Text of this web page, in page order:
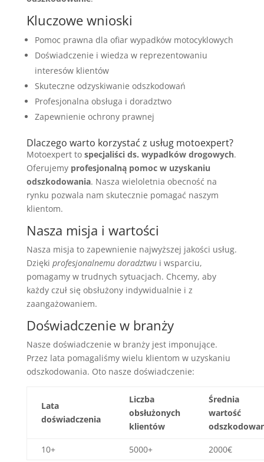
Kluczowe wnioski
Pomoc prawna dla ofiar wypadków motocyklowych
Doświadczenie i wiedza w reprezentowaniu
interesów klientów
Skuteczne odzyskiwanie odszkodowań
Profesjonalna obsługa i doradztwo
Zapewnienie ochrony prawnej
Dlaczego warto korzystać z usług motoexpert?
Motoexpert to specjaliści ds. wypadków drogowych.
Oferujemy profesjonalną pomoc w uzyskaniu
odszkodowania. Nasza wieloletnia obecność na
rynku pozwala nam skutecznie pomagać naszym
klientom.
Nasza misja i wartości
Nasza misja to zapewnienie najwyższej jakości usług.
Dzięki profesjonalnemu doradztwui wsparciu,
pomagamy w trudnych sytuacjach. Chcemy, aby
każdy czuł się obsłużony indywidualnie i z
zaangażowaniem.
Doświadczenie w branży
Nasze doświadczenie w branży jest imponujące.
Przez lata pomagaliśmy wielu klientom w uzyskaniu
odszkodowania. Oto nasze doświadczenie:
Lata
doświadczenia
Liczba
obsłużonych
klientów
Średnia
wartość
10+ 5000+ 2000€